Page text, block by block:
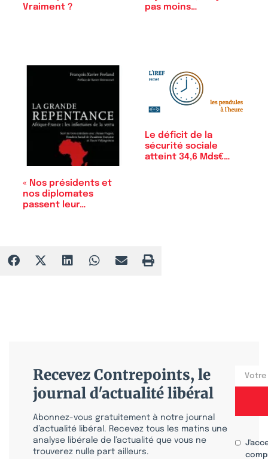
Vraiment ?
pas moins…
« Nos présidents et
nos diplomates
passent leur…
Le déficit de la
sécurité sociale
atteint 34,6 Mds€…
Recevez Contrepoints, le
journal d'actualité libéral
Abonnez-vous gratuitement à notre journal
d’actualité libéral. Recevez tous les matins une
analyse libérale de l’actualité que vous ne
trouverez nulle part ailleurs.